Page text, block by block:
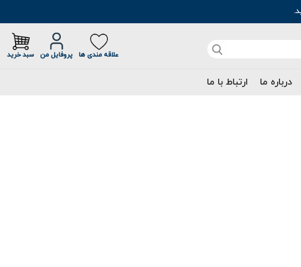
علاقه مندی ها پروفایل من سبد خرید
درباره ما ارتباط با ما